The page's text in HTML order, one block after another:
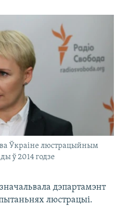
ва Ўкраіне люстрацыйным
ў 2014 годзе
дэпартамэнт
люстрацыі.